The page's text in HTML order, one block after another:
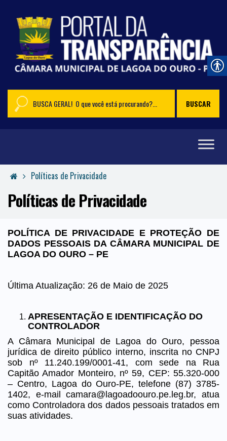
Políticas de Privacidade
Políticas de Privacidade
POLÍTICA DE PRIVACIDADE E PROTEÇÃO DE
DADOS PESSOAIS DA CÂMARA MUNICIPAL DE
LAGOA DO OURO – PE
Última Atualização: 26 de Maio de 2025
APRESENTAÇÃO E IDENTIFICAÇÃO DO
CONTROLADOR
A Câmara Municipal de Lagoa do Ouro, pessoa
jurídica de direito público interno, inscrita no CNPJ
sob nº 11.240.199/0001-41, com sede na Rua
Capitão Amador Monteiro, nº 59, CEP: 55.320-000
– Centro, Lagoa do Ouro-PE, telefone (87) 3785-
1402, e-mail camara@lagoadoouro.pe.leg.br, atua
como Controladora dos dados pessoais tratados em
suas atividades.